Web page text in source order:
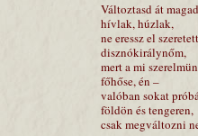
Változtasd át
hívlak, húzlak,
ne eressz el
disznókirálynőm,
mert a mi
főhőse, én –
valóban sokat
földön és tengeren,
csak megváltozni